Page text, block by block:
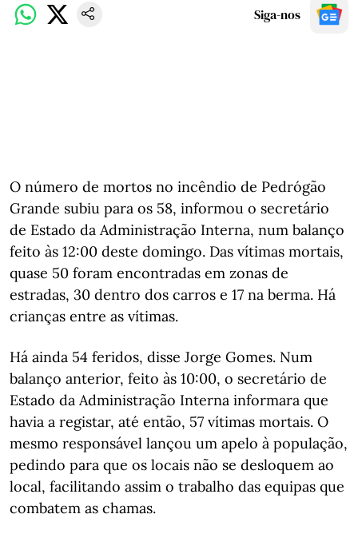
Siga-nos
O número de mortos no incêndio de Pedrógão
Grande subiu para os 58, informou o secretário
de Estado da Administração Interna, num balanço
feito às 12:00 deste domingo. Das vítimas mortais,
quase 50 foram encontradas em zonas de
estradas, 30 dentro dos carros e 17 na berma. Há
crianças entre as vítimas.
Há ainda 54 feridos, disse Jorge Gomes. Num
balanço anterior, feito às 10:00, o secretário de
Estado da Administração Interna informara que
havia a registar, até então, 57 vítimas mortais. O
mesmo responsável lançou um apelo à população,
pedindo para que os locais não se desloquem ao
local, facilitando assim o trabalho das equipas que
combatem as chamas.